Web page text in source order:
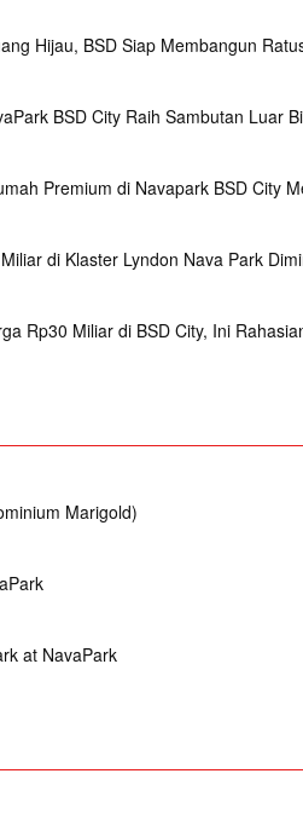
Hijau, BSD Siap Membangun
BSD City Raih Sambutan Luar
Premium di Navapark BSD City
di Klaster Lyndon Nava Park
Rp30 Miliar di BSD City, Ini
Marigold)
at NavaPark